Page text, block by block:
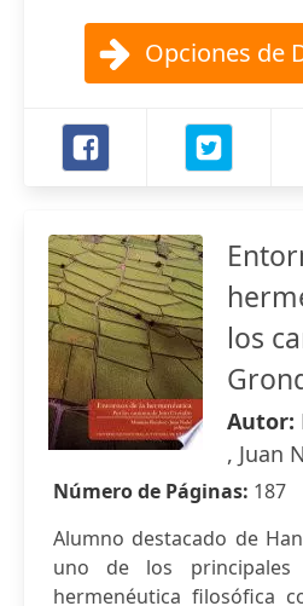
Opciones de
los
Autor:
, Juan
Número de Páginas: 187
Alumno destacado de
uno de los principales
hermenéutica filosófica